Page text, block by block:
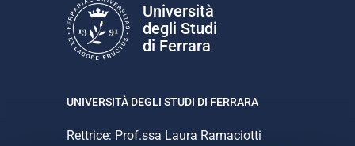
Università
degli Studi
di Ferrara
UNIVERSITÀ DEGLI STUDI DI FERRARA
Rettrice: Prof.ssa Laura Ramaciotti